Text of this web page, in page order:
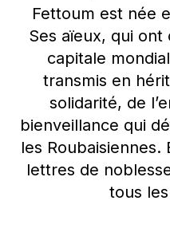
Fettoum est née
Ses aïeux, qui ont
capitale
transmis en
solidarité, de
bienveillance qui
les
lettres de
tous